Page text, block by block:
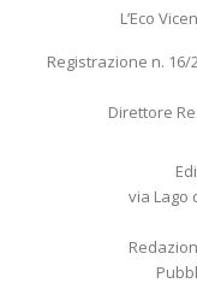
L’Eco
Registrazione n.
Direttore
via Lago